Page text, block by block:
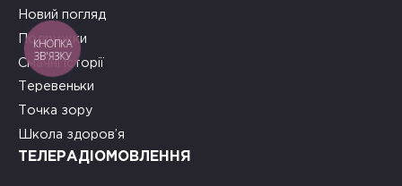
Новий погляд
Подружки
Смачні історії
Теревеньки
Точка зору
Школа здоров’я
ТЕЛЕРАДІОМОВЛЕННЯ
КНОПКА
ЗВ'ЯЗКУ